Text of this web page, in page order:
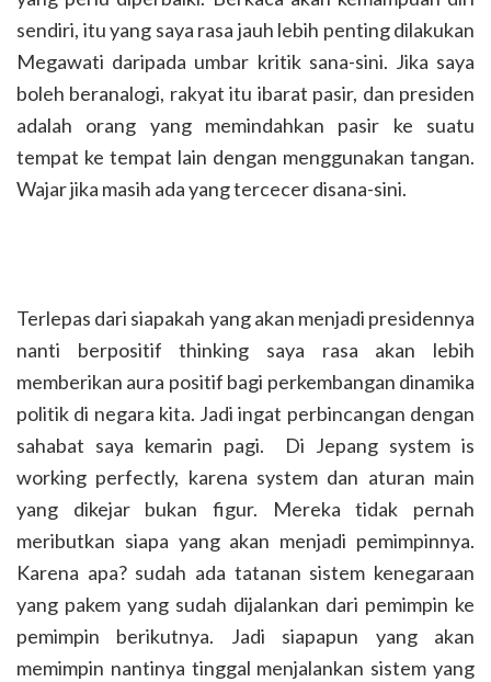
sendiri, itu yang saya rasa jauh lebih penting dilakukan
Megawati daripada umbar kritik sana-sini. Jika saya
boleh beranalogi, rakyat itu ibarat pasir, dan presiden
adalah orang yang memindahkan pasir ke suatu
tempat ke tempat lain dengan menggunakan tangan.
Wajar jika masih ada yang tercecer disana-sini.
Terlepas dari siapakah yang akan menjadi presidennya
nanti berpositif thinking saya rasa akan lebih
memberikan aura positif bagi perkembangan dinamika
politik di negara kita. Jadi ingat perbincangan dengan
sahabat saya kemarin pagi. Di Jepang system is
working perfectly, karena system dan aturan main
yang dikejar bukan figur. Mereka tidak pernah
meributkan siapa yang akan menjadi pemimpinnya.
Karena apa? sudah ada tatanan sistem kenegaraan
yang pakem yang sudah dijalankan dari pemimpin ke
pemimpin berikutnya. Jadi siapapun yang akan
memimpin nantinya tinggal menjalankan sistem yang